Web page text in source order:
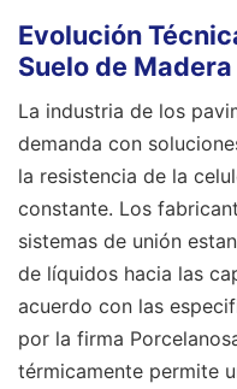
Evolución
Suelo de Madera
La industria de los
demanda con
la resistencia de la
constante. Los
sistemas de unión
de líquidos hacia las
acuerdo con las
por la firma
térmicamente permite